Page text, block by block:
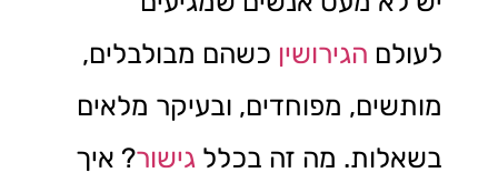
לעולם הגירושין כשהם מבולבלים,
מותשים, מפוחדים, ובעיקר מלאים
בשאלות. מה זה בכלל גישור? איך